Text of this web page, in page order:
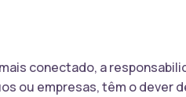
conectado, a
ou empresas, têm o dever